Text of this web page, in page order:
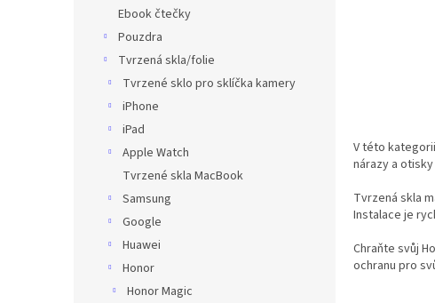
Ebook čtečky
Pouzdra
Tvrzená skla/folie
Tvrzené sklo pro sklíčka kamery
iPhone
iPad
Apple Watch
Tvrzené skla MacBook
Samsung
Google
Huawei
Honor
Honor Magic
V této
nárazy a
Tvrzená skla
Instalace je
Chraňte svůj
ochranu pro